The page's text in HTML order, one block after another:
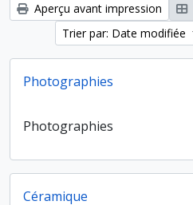
Aperçu avant impression
Trier par: Date modifiée
Photographies
Photographies
Céramique